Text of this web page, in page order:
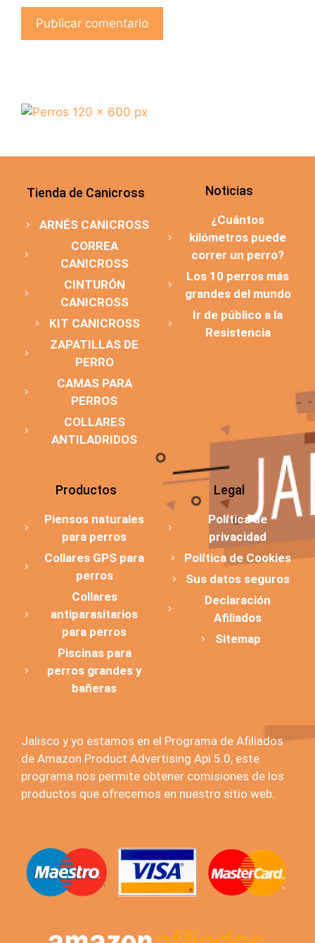
Tienda de Canicross
ARNÉS CANICROSS
CORREA
CANICROSS
CINTURÓN
CANICROSS
KIT CANICROSS
ZAPATILLAS DE
PERRO
CAMAS PARA
PERROS
COLLARES
ANTILADRIDOS
Noticias
¿Cuántos
kilómetros puede
correr un perro?
Los 10 perros más
grandes del mundo
Ir de público a la
Resistencia
Productos
Piensos naturales
para perros
Collares GPS para
perros
Collares
antiparasitarios
para perros
Piscinas para
perros grandes y
bañeras
Legal
Política de
privacidad
Política de Cookies
Sus datos seguros
Declaración
Afiliados
Sitemap
Jalisco y yo estamos en el Programa de Afiliados
de Amazon Product Advertising Api 5.0, este
programa nos permite obtener comisiones de los
productos que ofrecemos en nuestro sitio web.